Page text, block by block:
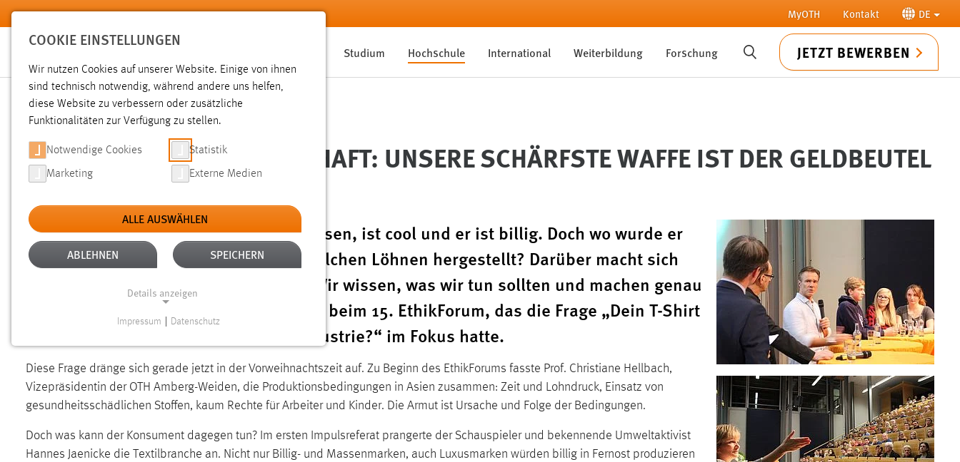
Zum Hauptinhalt springen MyOTH Kontakt DE
Studium Hochschule International Weiterbildung Forschung SUCHE JETZT BEWERBEN
Sie sind hier:
Hochschule Aktuelles News der OTH Amberg-Weiden
(UN-)FAIRE TEXTILWIRTSCHAFT: UNSERE SCHÄRFSTE WAFFE IST DER GELDBEUTEL
07.12.2015
Der neue Pullover – passt wie angegossen, ist cool und er ist billig. Doch wo wurde er
unter welchen Bedingungen und zu welchen Löhnen hergestellt? Darüber macht sich
beim Kauf kaum jemand Gedanken. „Wir wissen, was wir tun sollten und machen genau
das Gegenteil“, sagte Hannes Jaenicke beim 15. EthikForum, das die Frage „Dein T-Shirt
aus Bangladesch – (un-)faire Textilindustrie?“ im Fokus hatte.
Diese Frage dränge sich gerade jetzt in der Vorweihnachtszeit auf. Zu Beginn des EthikForums fasste Prof. Christiane Hellbach,
Vizepräsidentin der OTH Amberg-Weiden, die Produktionsbedingungen in Asien zusammen: Zeit und Lohndruck, Einsatz von
gesundheitsschädlichen Stoffen, kaum Rechte für Arbeiter und Kinder. Die Armut ist Ursache und Folge der Bedingungen.
Doch was kann der Konsument dagegen tun? Im ersten Impulsreferat prangerte der Schauspieler und bekennende Umweltaktivist
Hannes Jaenicke die Textilbranche an. Nicht nur Billig- und Massenmarken, auch Luxusmarken würden billig in Fernost produzieren
COOKIE EINSTELLUNGEN
Wir nutzen Cookies auf unserer Website. Einige von ihnen
sind technisch notwendig, während andere uns helfen,
diese Website zu verbessern oder zusätzliche
Funktionalitäten zur Verfügung zu stellen.
Notwendige Cookies Statistik
Marketing Externe Medien
ALLE AUSWÄHLEN
ABLEHNEN SPEICHERN
Details anzeigen
Funktionen und sind für die einwandfreie Funktion der
Website erforderlich.
Name: cookie_consent
Impressum Datenschutz